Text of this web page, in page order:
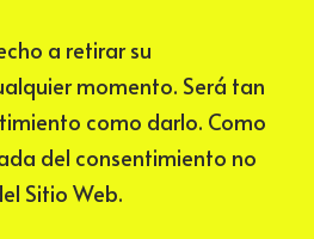
a retirar su
momento. Será tan
como darlo. Como
del consentimiento no
Sitio Web.